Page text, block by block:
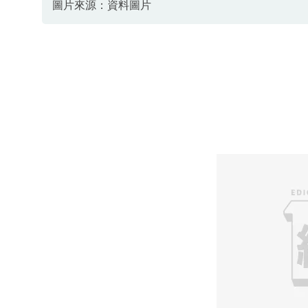
圖片來源：資料圖片